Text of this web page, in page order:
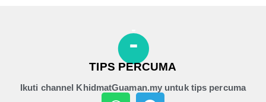
TIPS PERCUMA
Ikuti channel KhidmatGuaman.my untuk tips percuma